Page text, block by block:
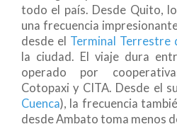
todo el país. Desde Quito,
una frecuencia
desde el Terminal Terrestre
la ciudad. El viaje dura
operado por
Cotopaxi y CITA. Desde el
Cuenca), la frecuencia
desde Ambato toma menos